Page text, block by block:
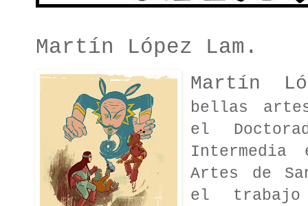
Martín López Lam.
Martín
bellas
el
Artes de
el trabajo